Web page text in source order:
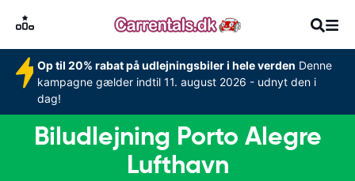
Op til 20% rabat på udlejningsbiler i hele verden Denne
kampagne gælder indtil 11. august 2026 - udnyt den i
dag!
Biludlejning Porto Alegre
Lufthavn